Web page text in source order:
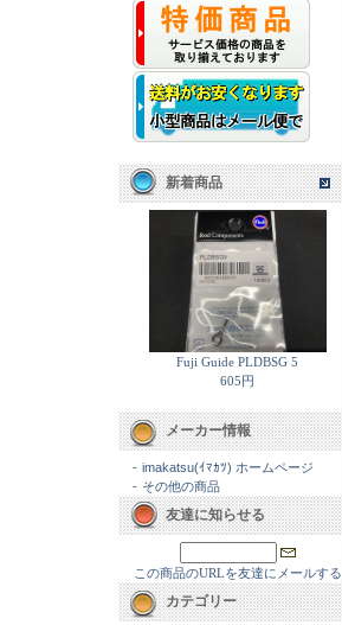
新着商品
Fuji Guide PLDBSG 5
605円
メーカー情報
- imakatsu(ｲﾏｶﾂ) ホームページ
- その他の商品
友達に知らせる
この商品のURLを友達にメールする
カテゴリー